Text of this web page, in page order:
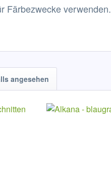
Färbezwecke verwenden.
angesehen